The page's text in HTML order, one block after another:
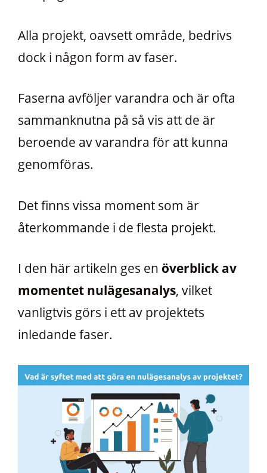
Alla projekt, oavsett område, bedrivs
dock i någon form av faser.
Faserna avföljer varandra och är ofta
sammanknutna på så vis att de är
beroende av varandra för att kunna
genomföras.
Det finns vissa moment som är
återkommande i de flesta projekt.
I den här artikeln ges en överblick av
momentet nulägesanalys, vilket
vanligtvis görs i ett av projektets
inledande faser.